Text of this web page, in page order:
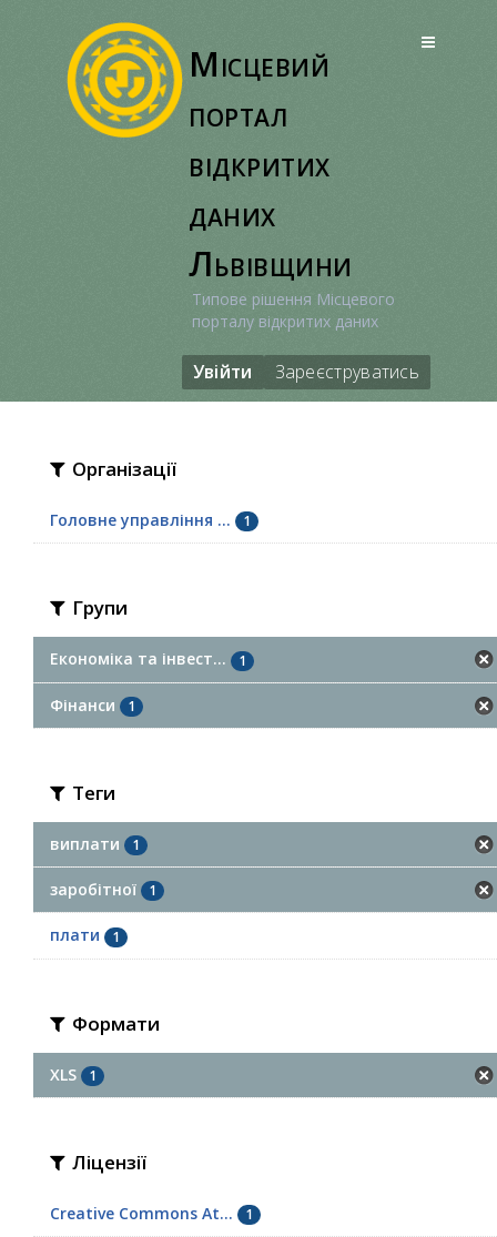
Місцевий
портал
відкритих
даних
Львівщини
Типове рішення Місцевого
порталу відкритих даних
Увійти Зареєструватись
Організації
Головне управління ... 1
Групи
Економіка та інвест... 1
Фінанси 1
Теги
виплати 1
заробітної 1
плати 1
Формати
XLS 1
Ліцензії
Creative Commons At... 1